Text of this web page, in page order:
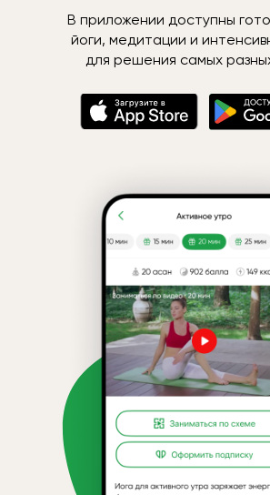
В приложении доступны
йоги, медитации и
для решения самых